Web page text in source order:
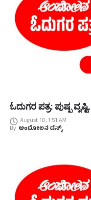
ಓದುಗರ ಪತ್ರ: ಪುಷ್ಪ
August 10, 1:51 AM
By ಆಂದೋಲನ ಡೆಸ್ಕ್